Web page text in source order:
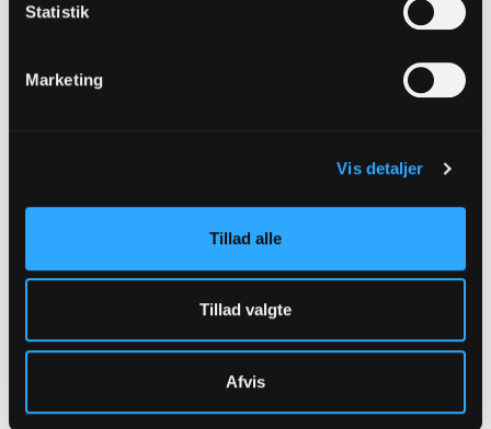
Statistik
Marketing
Vis detaljer
Tillad alle
Tillad valgte
Afvis
Læs mere